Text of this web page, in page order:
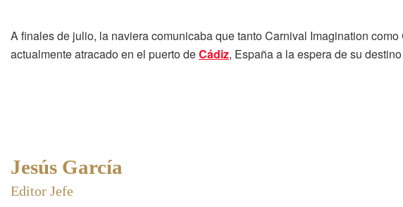
A finales de julio, la naviera comunicaba que tanto Carnival Imagination
actualmente atracado en el puerto deCádiz, España a la espera de su
Jesús García
Editor Jefe